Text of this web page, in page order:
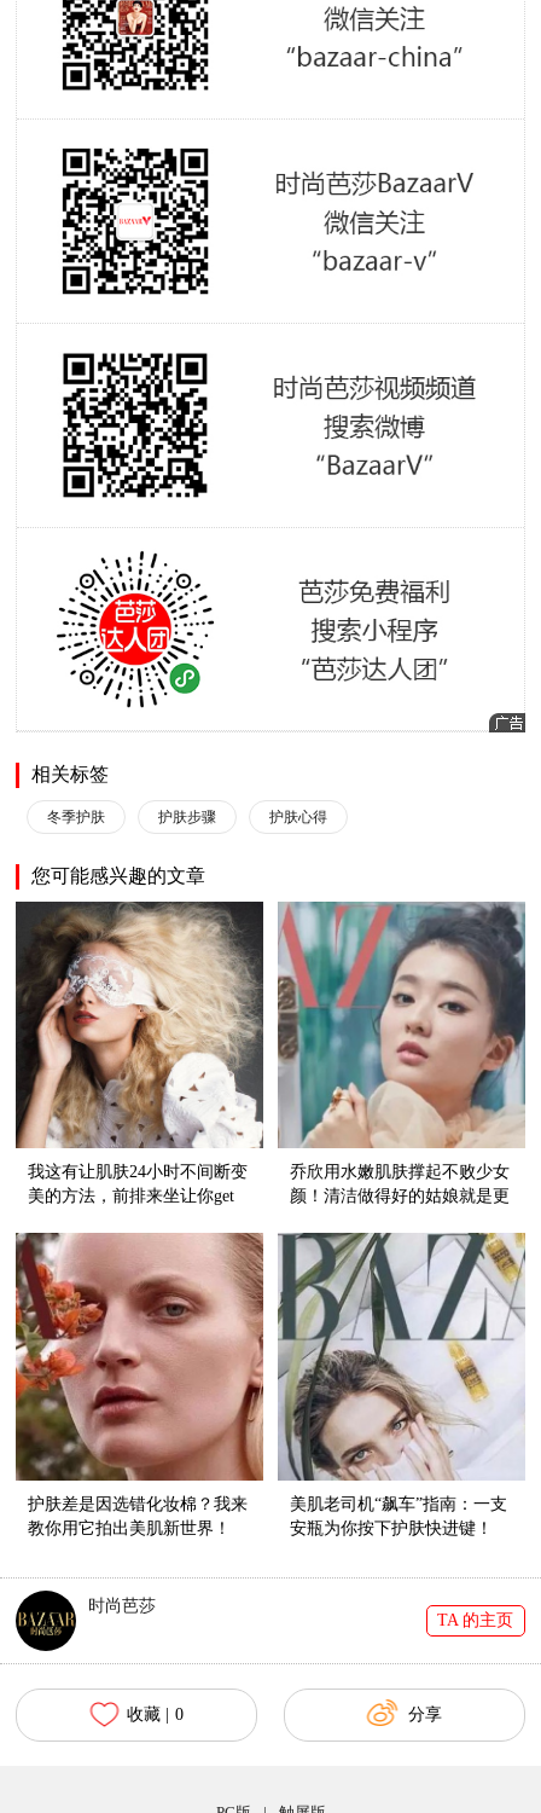
相关标签
冬季护肤 护肤步骤 护肤心得
您可能感兴趣的文章
我这有让肌肤24小时不间断变
美的方法，前排来坐让你get
乔欣用水嫩肌肤撑起不败少女
颜！清洁做得好的姑娘就是更
护肤差是因选错化妆棉？我来
教你用它拍出美肌新世界！
美肌老司机“飙车”指南：一支
安瓶为你按下护肤快进键！
时尚芭莎
TA 的主页
收藏 | 0 分享